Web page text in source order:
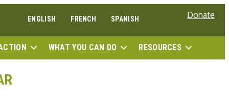
ENGLISH FRENCH SPANISH Donate
WHAT YOU CAN DO RESOURCES